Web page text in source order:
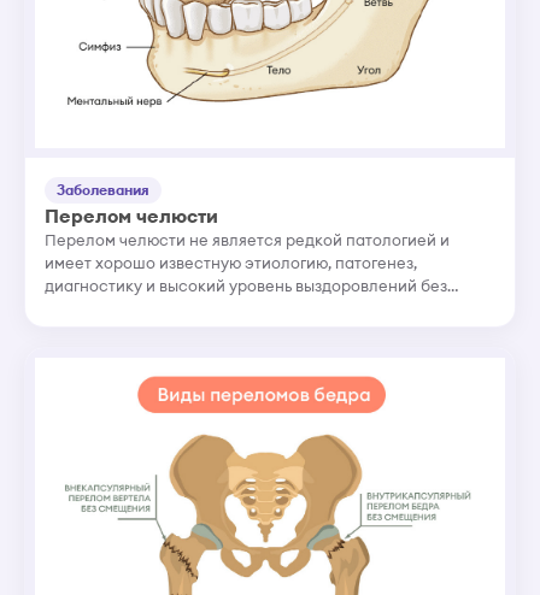
Заболевания
Перелом челюсти
Перелом челюсти не является редкой патологией и
имеет хорошо известную этиологию, патогенез,
диагностику и высокий уровень выздоровлений без